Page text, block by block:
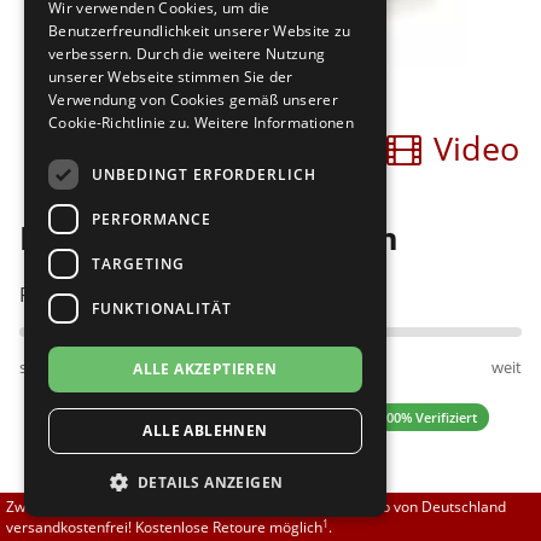
Brautschuhe
Sneaker
Übergrößen 43-44
Flexerinas
Merlet
Nueva Epoca
RayRose
Rummos
Rumpf
SoDanca
TopTanz
Bilder Video
PortDance 008 Premium
Passt am besten bei Fußweite:
schmal normal weit
5.00 (14 Bewertungen) ✓ 100% Verifiziert
139,00 EUR
Zwischen 70,00 EUR und 800,00 EUR liefern wir innerhalb von Deutschland
versandkostenfrei! Kostenlose Retoure möglich1.
Wir verwenden Cookies, um die
Benutzerfreundlichkeit unserer Website zu
verbessern. Durch die weitere Nutzung
unserer Webseite stimmen Sie der
Verwendung von Cookies gemäß unserer
Cookie-Richtlinie zu. Weitere Informationen
UNBEDINGT ERFORDERLICH
PERFORMANCE
TARGETING
FUNKTIONALITÄT
ALLE AKZEPTIEREN
ALLE ABLEHNEN
DETAILS ANZEIGEN